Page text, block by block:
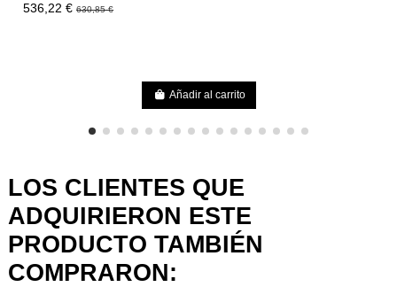
536,22 €630,85 €
Añadir al carrito
LOS CLIENTES QUE
ADQUIRIERON ESTE
PRODUCTO TAMBIÉN
COMPRARON: